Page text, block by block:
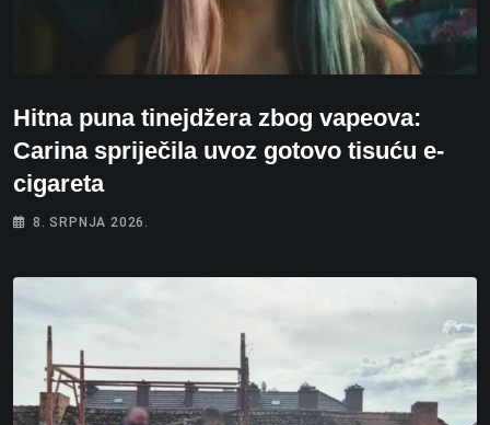
Hitna puna tinejdžera zbog vapeova:
Carina spriječila uvoz gotovo tisuću e-
cigareta
8. SRPNJA 2026.